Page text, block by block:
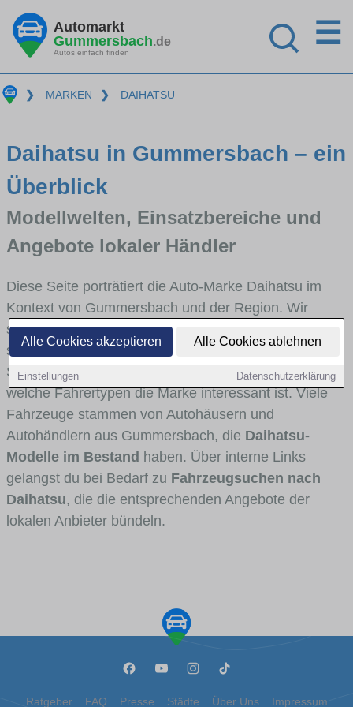
Alle Cookies akzeptieren Alle Cookies ablehnen
Einstellungen Datenschutzerklärung
Automarkt
Gummersbach.de
Autos einfach finden
☰
❯ MARKEN ❯ DAIHATSU
Daihatsu in Gummersbach – ein
Überblick
Modellwelten, Einsatzbereiche und
Angebote lokaler Händler
Diese Seite porträtiert die Auto-Marke Daihatsu im
Kontext von Gummersbach und der Region. Wir
skizzieren, in welchen Fahrzeugklassen Daihatsu
stark vertreten ist, welche Modellreihen häufig im
Stadt- und Umlandverkehr zu sehen sind und für
welche Fahrertypen die Marke interessant ist. Viele
Fahrzeuge stammen von Autohäusern und
Autohändlern aus Gummersbach, die Daihatsu-
Modelle im Bestand haben. Über interne Links
gelangst du bei Bedarf zu Fahrzeugsuchen nach
Daihatsu, die die entsprechenden Angebote der
lokalen Anbieter bündeln.
Ratgeber FAQ Presse Städte Über Uns Impressum